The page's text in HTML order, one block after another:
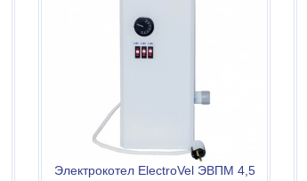
Электрокотел ElectroVel ЭВПМ 4,5